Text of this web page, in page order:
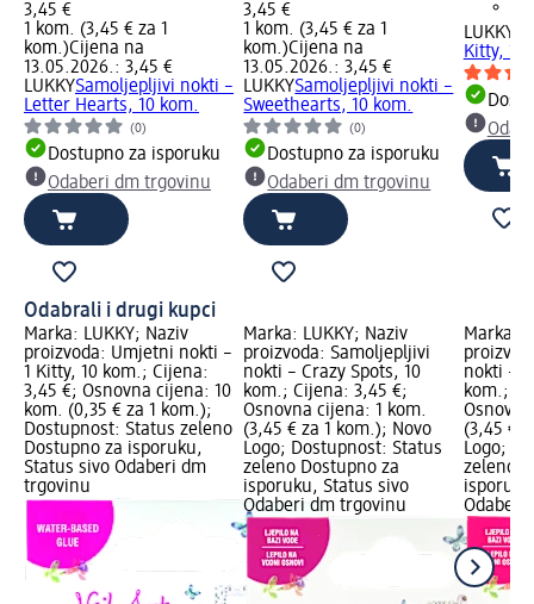
3,45 €
1 kom. (3,45 € za 1
kom.)Cijena na
13.05.2026.: 3,45 €
LUKKYSamoljepljivi nokti –
Letter Hearts, 10 kom.
(0)
Dostupno za isporuku
Odaberi dm trgovinu
3,45 €
1 kom. (3,45 € za 1
kom.)Cijena na
13.05.2026.: 3,45 €
LUKKYSamoljepljivi nokti –
Sweethearts, 10 kom.
(0)
Dostupno za isporuku
Odaberi dm trgovinu
LUKKY
Kitty, 10
Odabrali i drugi kupci
Marka: LUKKY; Naziv
proizvoda: Umjetni nokti –
1 Kitty, 10 kom.; Cijena:
3,45 €; Osnovna cijena: 10
kom. (0,35 € za 1 kom.);
Dostupnost: Status zeleno
Dostupno za isporuku,
Status sivo Odaberi dm
trgovinu
Marka: LUKKY; Naziv
proizvoda: Samoljepljivi
nokti – Crazy Spots, 10
kom.; Cijena: 3,45 €;
Osnovna cijena: 1 kom.
(3,45 € za 1 kom.); Novo
Logo; Dostupnost: Status
zeleno Dostupno za
isporuku, Status sivo
Odaberi dm trgovinu
Marka:
nokti –
kom.;
(3,45 €
Logo;
zeleno
Odaberi